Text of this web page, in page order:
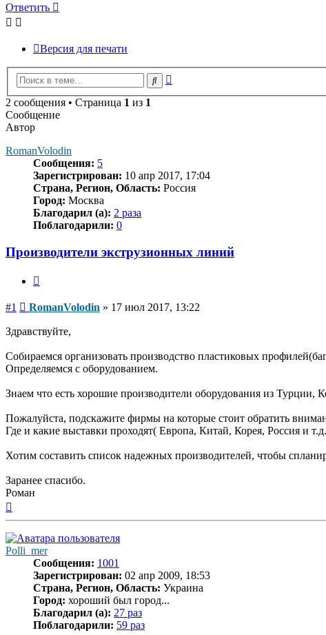
Ответить
Версия для печати
Поиск
2 сообщения • Страница 1 из 1
Сообщение
Автор
RomanVolodin
Сообщения: 5
Зарегистрирован: 10 апр 2017, 17:04
Страна, Регион, Область: Россия
Город: Москва
Благодарил (а): 2 раза
Поблагодарили: 0
Производители экструзионных линий
#1 Сообщение
RomanVolodin » 17 июл 2017, 13:22
Здравствуйте,
Собираемся организовать производство пластиковых
Определяемся с оборудованием.
Знаем что есть хорошие производители оборудования из Турции,
Пожалуйста, подскажите фирмы на которые стоит обратить
Где и какие выставки проходят( Европа, Китай, Корея, Россия и
Хотим составить список надежных производителей, чтобы
Заранее спасибо.
Роман
Polli_mer
Сообщения: 1001
Зарегистрирован: 02 апр 2009, 18:53
Страна, Регион, Область: Украина
Город: хороший был город...
Благодарил (а): 27 раз
Поблагодарили: 59 раз